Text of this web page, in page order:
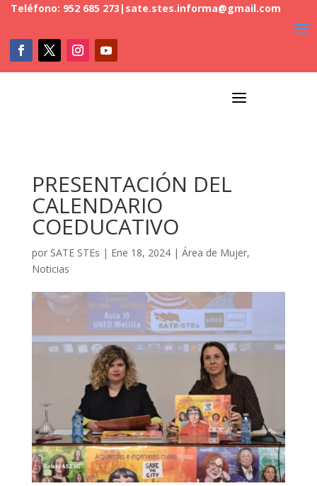
Teléfono: 952 685 273 | sate.stes.informa@gmail.com
a
PRESENTACIÓN DEL
CALENDARIO
COEDUCATIVO
por SATE STEs | Ene 18, 2024| Área de Mujer,
Noticias